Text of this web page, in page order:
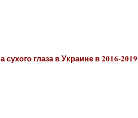
глаза в Украине в 2016-2019